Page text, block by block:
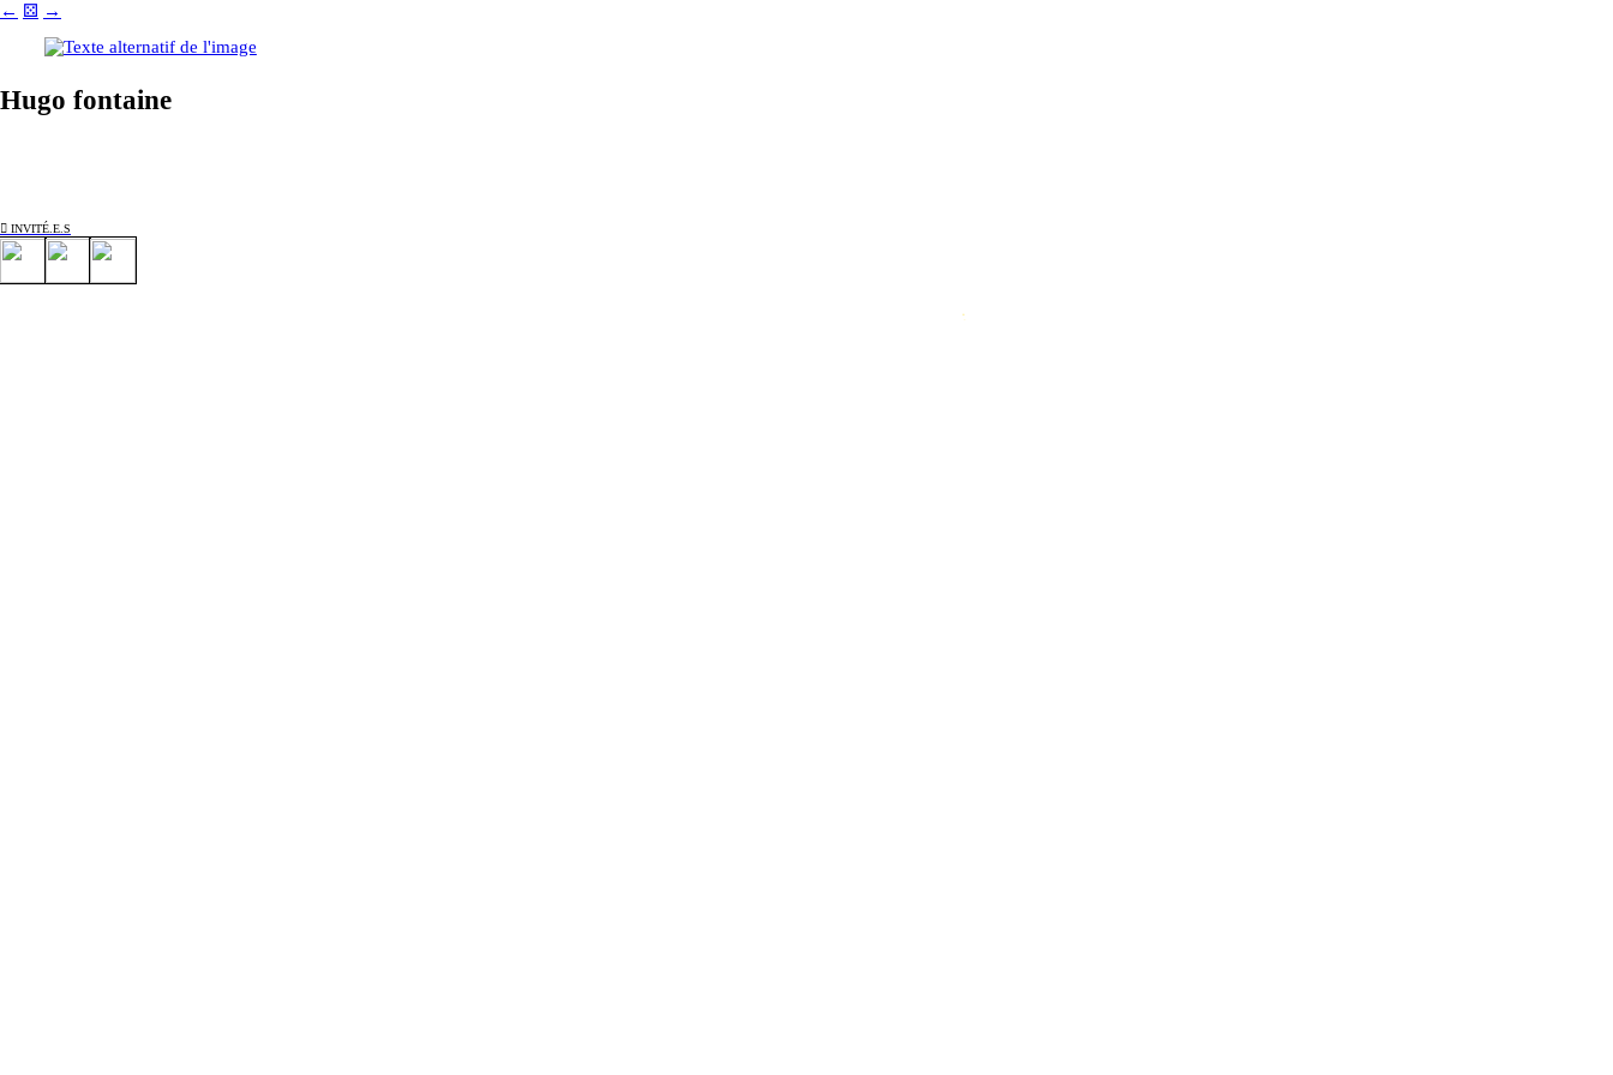
← ⚄ →
Hugo fontaine
︎︎︎ INVITÉ.E.S